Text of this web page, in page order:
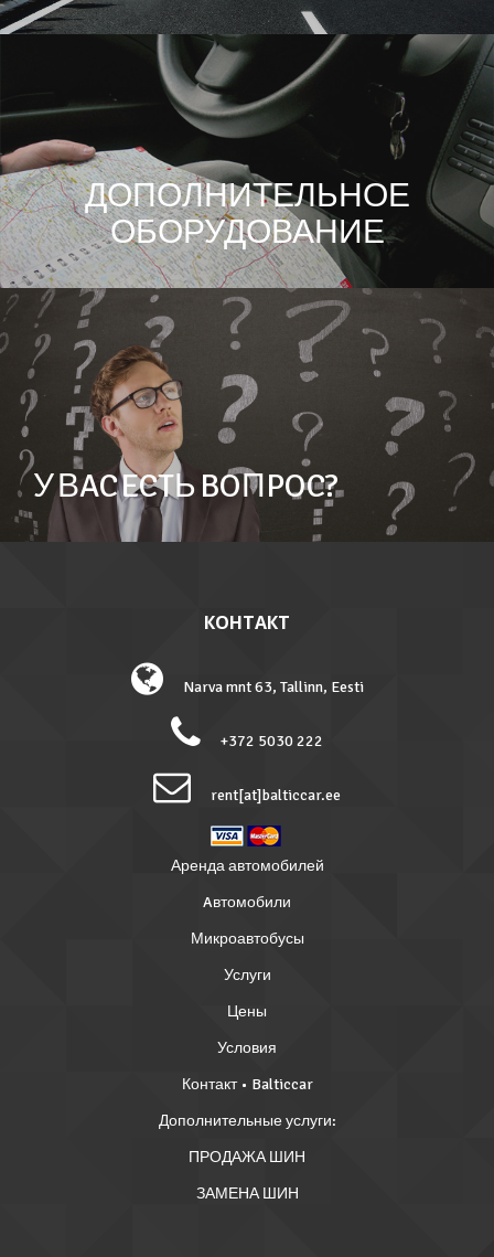
ДОПОЛНИТЕЛЬНОЕ
ОБОРУДОВАНИЕ
У ВAC ECTЬ BOПPOC?
КОНТАКТ
Narva mnt 63, Tallinn, Eesti
+372 5030 222
rent[at]balticcar.ee
Аренда автомобилей
Aвтомобили
Микроавтобусы
Услуги
Цены
Условия
Контакт • Balticcar
Дополнительные услуги:
ПРОДАЖА ШИН
ЗАМЕНА ШИН